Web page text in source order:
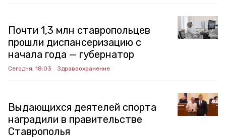
Почти 1,3 млн ставропольцев
прошли диспансеризацию с
начала года — губернатор
Сегодня, 18:03 Здравоохранение
Выдающихся деятелей спорта
наградили в правительстве
Ставрополья